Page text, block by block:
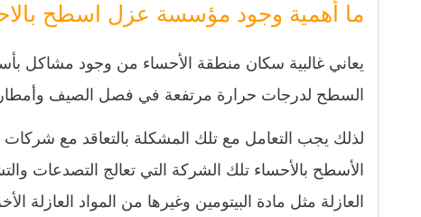
ما أهمية وجود مؤسسة عزل اسطح
يعاني غالبية سكان منطقة الأحساء من وجود مشاكل
السطح لدرجات حرارة مرتفعة في فصل الصيف وأمطار
لذلك يجب التعامل مع تلك المشكلة بالتعاقد مع
الأسطح بالأحساء تلك الشركة التي تعالج التصدعات
العازلة مثل مادة البيتومين وغيرها من المواد